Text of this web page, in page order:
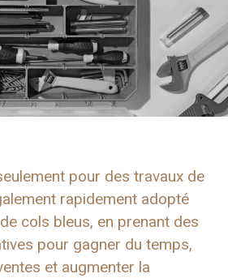
pour des travaux de
rapidement adopté
cols bleus, en prenant des
pour gagner du temps,
et augmenter la